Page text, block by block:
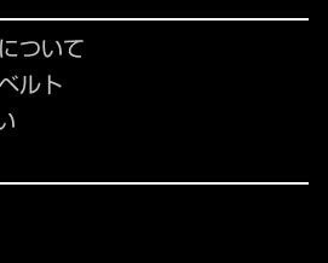
ついて
ルト